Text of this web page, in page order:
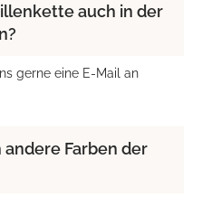
auch in der
gerne eine E-Mail an
Farben der